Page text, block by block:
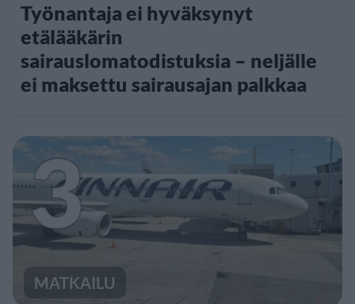
Työnantaja ei hyväksynyt
etälääkärin
sairauslomatodistuksia – neljälle
ei maksettu sairausajan palkkaa
3
MATKAILU